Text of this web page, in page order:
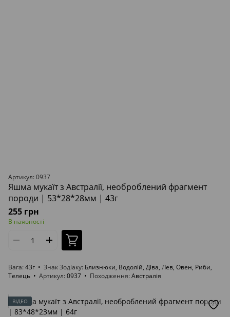
Артикул: 0937
Яшма мукаїт з Австралії, необроблений фрагмент
породи | 53*28*28мм | 43г
255 грн
В наявності
Вага 43г Знак Зодіаку Близнюки, Водолій, Діва, Лев, Овен, Риби,
Телець
Артикул 0937 Походження Австралія
ВІДЕО